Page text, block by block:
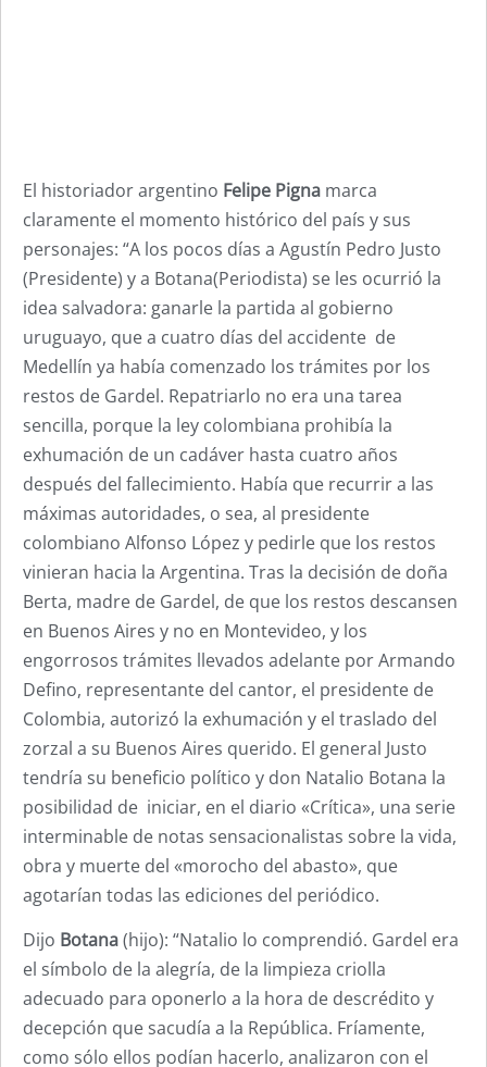
El historiador argentino Felipe Pigna marca
claramente el momento histórico del país y sus
personajes: “A los pocos días a Agustín Pedro Justo
(Presidente) y a Botana(Periodista) se les ocurrió la
idea salvadora: ganarle la partida al gobierno
uruguayo, que a cuatro días del accidente de
Medellín ya había comenzado los trámites por los
restos de Gardel. Repatriarlo no era una tarea
sencilla, porque la ley colombiana prohibía la
exhumación de un cadáver hasta cuatro años
después del fallecimiento. Había que recurrir a las
máximas autoridades, o sea, al presidente
colombiano Alfonso López y pedirle que los restos
vinieran hacia la Argentina. Tras la decisión de doña
Berta, madre de Gardel, de que los restos descansen
en Buenos Aires y no en Montevideo, y los
engorrosos trámites llevados adelante por Armando
Defino, representante del cantor, el presidente de
Colombia, autorizó la exhumación y el traslado del
zorzal a su Buenos Aires querido. El general Justo
tendría su beneficio político y don Natalio Botana la
posibilidad de iniciar, en el diario «Crítica», una serie
interminable de notas sensacionalistas sobre la vida,
obra y muerte del «morocho del abasto», que
agotarían todas las ediciones del periódico.
Dijo Botana(hijo): “Natalio lo comprendió. Gardel era
el símbolo de la alegría, de la limpieza criolla
adecuado para oponerlo a la hora de descrédito y
decepción que sacudía a la República. Fríamente,
como sólo ellos podían hacerlo, analizaron con el